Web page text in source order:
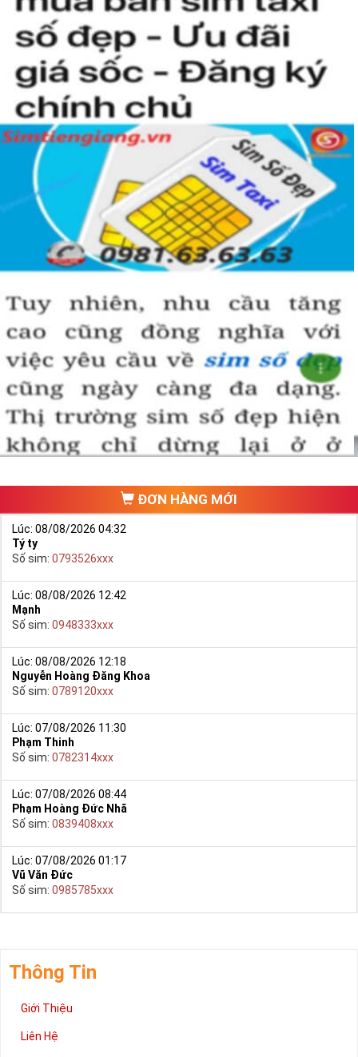
ĐƠN HÀNG MỚI
Lúc: 08/08/2026 04:32
Tý ty
Số sim: 0793526xxx
Lúc: 08/08/2026 12:42
Mạnh
Số sim: 0948333xxx
Lúc: 08/08/2026 12:18
Nguyễn Hoàng Đăng Khoa
Số sim: 0789120xxx
Lúc: 07/08/2026 11:30
Phạm Thinh
Số sim: 0782314xxx
Lúc: 07/08/2026 08:44
Phạm Hoàng Đức Nhã
Số sim: 0839408xxx
Lúc: 07/08/2026 01:17
Vũ Văn Đức
Số sim: 0985785xxx
Thông Tin
Giới Thiệu
Liên Hệ